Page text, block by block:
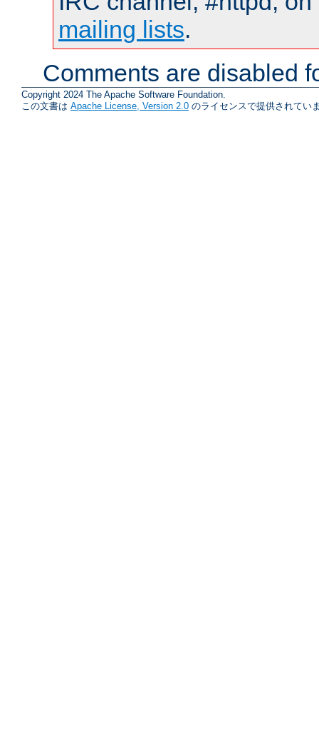
mailing lists.
Comments are disabled
Copyright 2024 The Apache Software Foundation.
この文書は Apache License, Version 2.0 のライセンスで提供されてい